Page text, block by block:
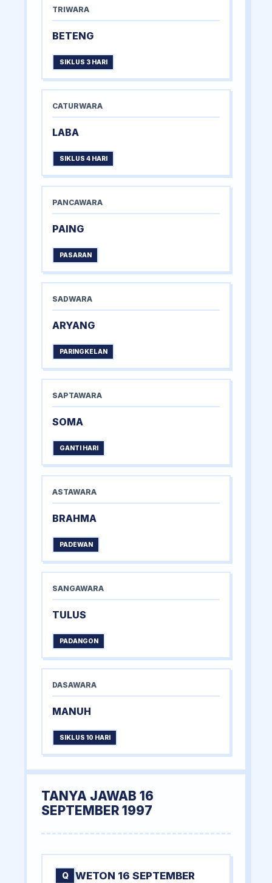
TRIWARA
BETENG
SIKLUS 3 HARI
CATURWARA
LABA
SIKLUS 4 HARI
PANCAWARA
PAING
PASARAN
SADWARA
ARYANG
PARINGKELAN
SAPTAWARA
SOMA
GANTI HARI
ASTAWARA
BRAHMA
PADEWAN
SANGAWARA
TULUS
PADANGON
DASAWARA
MANUH
SIKLUS 10 HARI
TANYA JAWAB 16
SEPTEMBER 1997
Q
WETON 16 SEPTEMBER